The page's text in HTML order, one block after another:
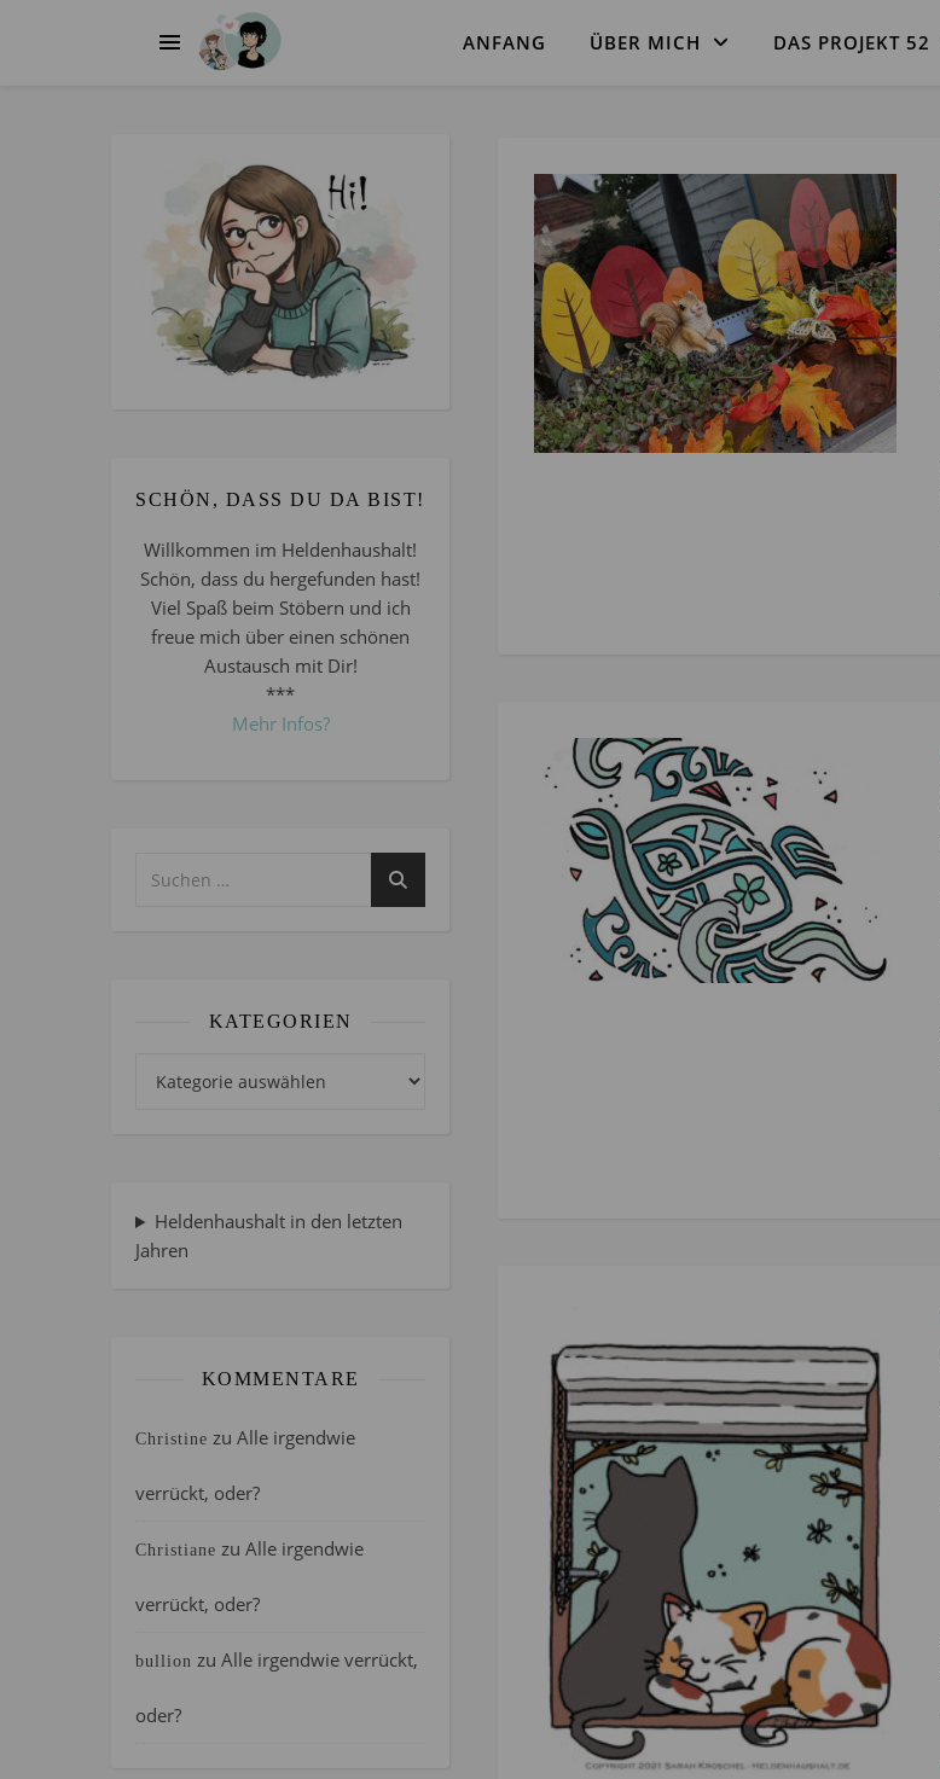
ANFANG ÜBER MICH DAS PROJEKT 52
SCHÖN, DASS DU DA BIST!
Willkommen im Heldenhaushalt!
Schön, dass du hergefunden hast!
Viel Spaß beim Stöbern und ich
freue mich über einen schönen
Austausch mit Dir!
***
Mehr Infos?
KATEGORIEN
Heldenhaushalt in den letzten
Jahren
KOMMENTARE
Christine zu Alle irgendwie
verrückt, oder?
Christiane zu Alle irgendwie
verrückt, oder?
bullion zu Alle irgendwie verrückt,
oder?